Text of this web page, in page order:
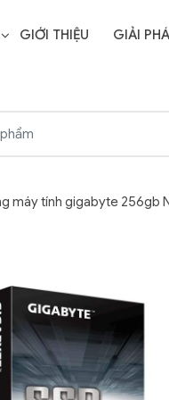
GIỚI THIỆU GIẢI
máy tính gigabyte 256gb
Storage
-